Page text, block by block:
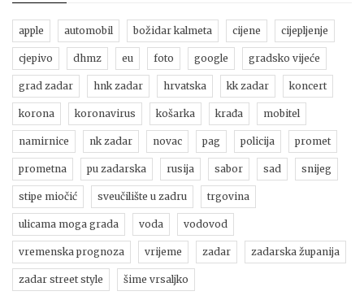
apple automobil božidar kalmeta cijene cijepljenje
cjepivo dhmz eu foto google gradsko vijeće
grad zadar hnk zadar hrvatska kk zadar koncert
korona koronavirus košarka krađa mobitel
namirnice nk zadar novac pag policija promet
prometna pu zadarska rusija sabor sad snijeg
stipe miočić sveučilište u zadru trgovina
ulicama moga grada voda vodovod
vremenska prognoza vrijeme zadar zadarska županija
zadar street style šime vrsaljko